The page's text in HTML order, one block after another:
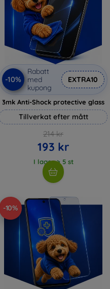
-10%
Rabatt
med
kupong
EXTRA10
3mk Anti-Shock protective glass
Tillverkat efter mått
214 kr
193 kr
I lager > 5 st
-10%